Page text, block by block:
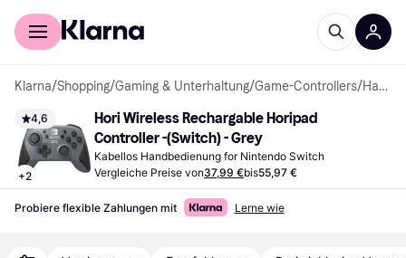
Für Shopper
Klarna/Shopping/Gaming & Unterhaltung/Game-Controllers/ Handbedienungen
4,6
+2
Hori Wireless Rechargable Horipad
Controller -(Switch) - Grey
Kabellos Handbedienung for Nintendo Switch
Vergleiche Preise von37,99 €bis55,97 €
Probiere flexible Zahlungen mit Lerne wie